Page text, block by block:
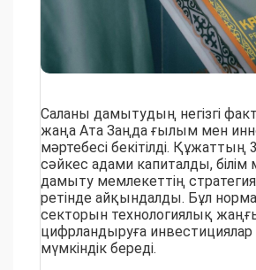
Саланы дамытудың негізгі
жаңа Ата Заңда ғылым мен
мәртебесі бекітілді. Құжаттың
сәйкес адами капиталды,
дамыту мемлекеттің
ретінде айқындалды. Бұл
секторын технологиялық
цифрландыруға инвестициялар
мүмкіндік береді.